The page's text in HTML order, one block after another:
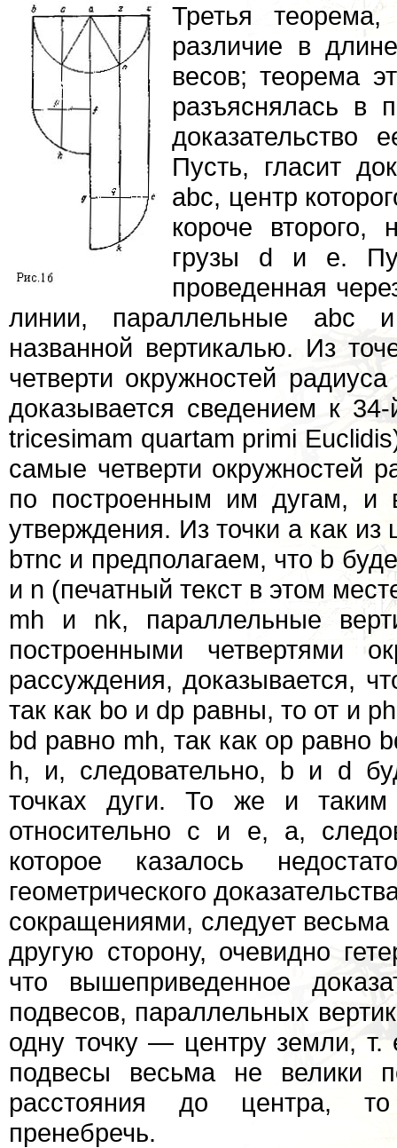
Третья
различие в
весов; теорема
разъяснялась в
доказательство
Пусть, гласит
abc, центр
короче
грузы d и е.
проведенная
линии, параллельные abc
названной вертикалью. Из
четверти окружностей
доказывается сведением к
tricesimam quartam primi
самые четверти окружностей
по построенным им дугам, и
утверждения. Из точки а как
bтnс и предполагаем, что b
и n (печатный текст в этом
mh и nk, параллельные
построенными четвертями
рассуждения, доказывается,
так как bо и dp равны, то от и
bd равно mh, так как ор равно
h, и, следовательно, b и d
точках дуги. То же и
относительно с и е, а,
которое казалось
геометрического
сокращениями, следует
другую сторону, очевидно
что вышеприведенное
подвесов, параллельных
одну точку — центру земли,
подвесы весьма не велики
расстояния до центра,
пренебречь.